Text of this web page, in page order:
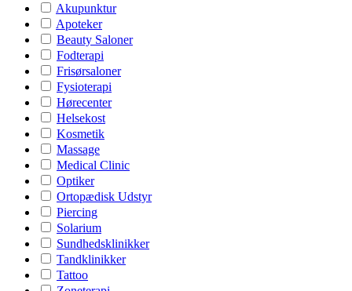
Akupunktur
Apoteker
Beauty Saloner
Fodterapi
Frisørsaloner
Fysioterapi
Hørecenter
Helsekost
Kosmetik
Massage
Medical Clinic
Optiker
Ortopædisk Udstyr
Piercing
Solarium
Sundhedsklinikker
Tandklinikker
Tattoo